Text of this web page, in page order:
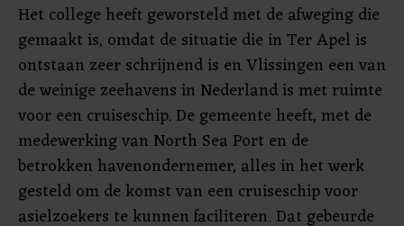
Het college heeft geworsteld met de afweging die
gemaakt is, omdat de situatie die in Ter Apel is
ontstaan zeer schrijnend is en Vlissingen een van
de weinige zeehavens in Nederland is met ruimte
voor een cruiseschip. De gemeente heeft, met de
medewerking van North Sea Port en de
betrokken havenondernemer, alles in het werk
gesteld om de komst van een cruiseschip voor
asielzoekers te kunnen faciliteren. Dat gebeurde